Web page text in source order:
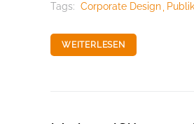
Tags: Corporate Design
WEITERLESEN